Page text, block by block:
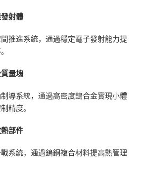
射體
推進系統，通過穩定電子發射能力提
量塊
導系統，通過高密度鎢合金實現小體
精度。
部件
系統，通過鎢銅複合材料提高熱管理